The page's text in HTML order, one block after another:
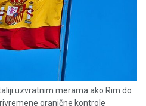
uzvratnim merama ako Rim do
granične kontrole